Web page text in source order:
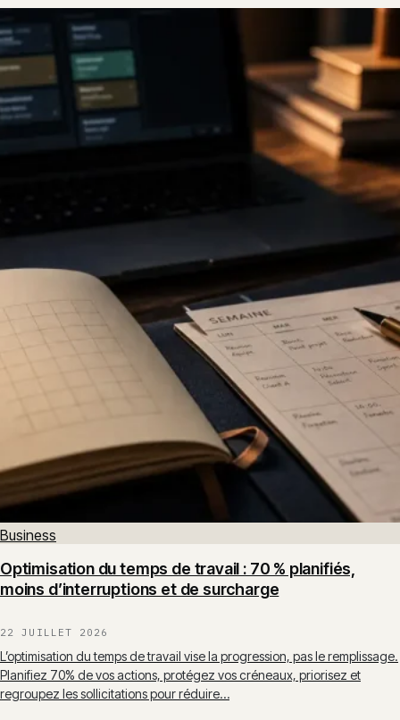
Business
Optimisation du temps de travail : 70 % planifiés,
moins d’interruptions et de surcharge
22 JUILLET 2026
L’optimisation du temps de travail vise la progression, pas le remplissage.
Planifiez 70% de vos actions, protégez vos créneaux, priorisez et
regroupez les sollicitations pour réduire…